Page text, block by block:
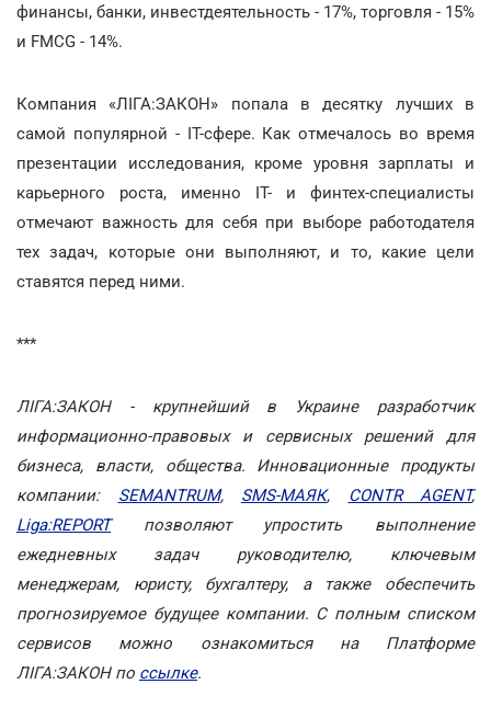
финансы, банки, инвестдеятельность - 17%, торговля - 15%
и FMCG - 14%.
Компания «ЛІГА:ЗАКОН» попала в десятку лучших в
самой популярной - ІТ-сфере. Как отмечалось во время
презентации исследования, кроме уровня зарплаты и
карьерного роста, именно ІТ- и финтех-специалисты
отмечают важность для себя при выборе работодателя
тех задач, которые они выполняют, и то, какие цели
ставятся перед ними.
***
ЛІГА:ЗАКОН - крупнейший в Украине разработчик
информационно-правовых и сервисных решений для
бизнеса, власти, общества. Инновационные продукты
компании: SEMANTRUM, SMS-МАЯК, CONTR AGENT,
Liga:REPORTпозволяют упростить выполнение
ежедневных задач руководителю, ключевым
менеджерам, юристу, бухгалтеру, а также обеспечить
прогнозируемое будущее компании. С полным списком
сервисов можно ознакомиться на Платформе
ЛІГА:ЗАКОН по ссылке.